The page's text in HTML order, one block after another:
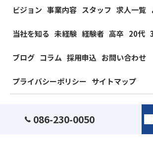
086-230-0050
ビジョン 事業内容 スタッフ 求人一覧
当社を知る 未経験 経験者 高卒 20代
ブログ コラム 採用申込 お問い合わせ
プライバシーポリシー サイトマップ
© 2026 岡山県岡山市の電気工事の求人なら株式会社ジ